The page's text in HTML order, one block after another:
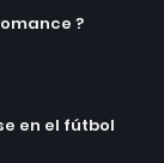
?
en el fútbol